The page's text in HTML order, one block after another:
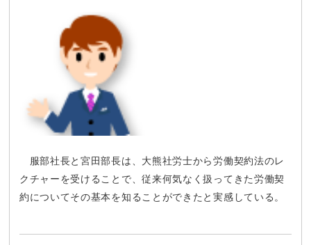
服部社長と宮田部長は、大熊社労士から労働契約法のレ
クチャーを受けることで、従来何気なく扱ってきた労働契
約についてその基本を知ることができたと実感している。